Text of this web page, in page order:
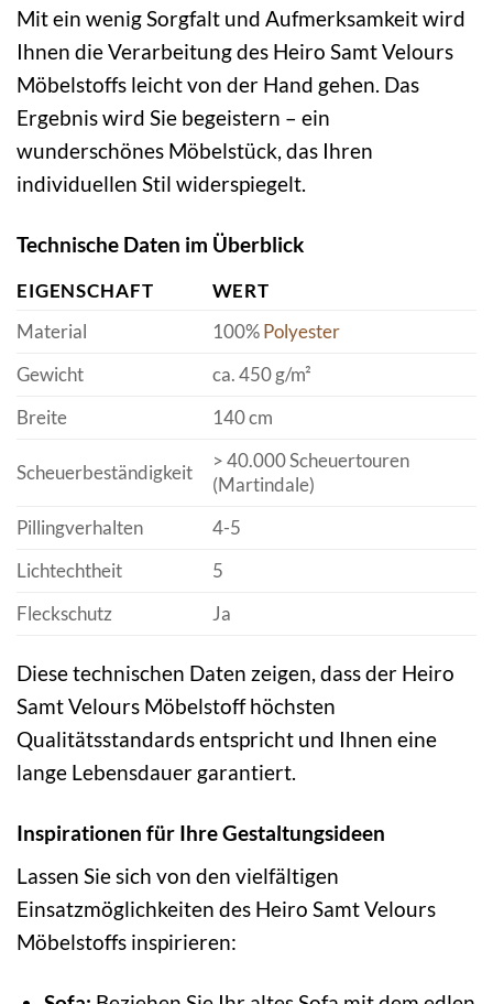
Mit ein wenig Sorgfalt und Aufmerksamkeit wird
Ihnen die Verarbeitung des Heiro Samt Velours
Möbelstoffs leicht von der Hand gehen. Das
Ergebnis wird Sie begeistern – ein
wunderschönes Möbelstück, das Ihren
individuellen Stil widerspiegelt.
Technische Daten im Überblick
EIGENSCHAFT
WERT
Material
100%Polyester
Gewicht
ca. 450 g/m²
Breite
140 cm
Scheuerbeständigkeit
> 40.000 Scheuertouren
(Martindale)
Pillingverhalten
4-5
Lichtechtheit
5
Fleckschutz
Ja
Diese technischen Daten zeigen, dass der Heiro
Samt Velours Möbelstoff höchsten
Qualitätsstandards entspricht und Ihnen eine
lange Lebensdauer garantiert.
Inspirationen für Ihre Gestaltungsideen
Lassen Sie sich von den vielfältigen
Einsatzmöglichkeiten des Heiro Samt Velours
Möbelstoffs inspirieren: